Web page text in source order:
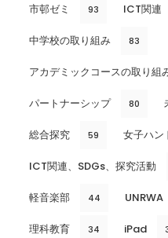
市邨ゼミ 93 ICT関連
中学校の取り組み 83
アカデミックコースの取り組
パートナーシップ 80
総合探究 59 女子ハン
ICT関連、SDGs、探究活動
軽音楽部 44 UNRWA
理科教育 34 iPad